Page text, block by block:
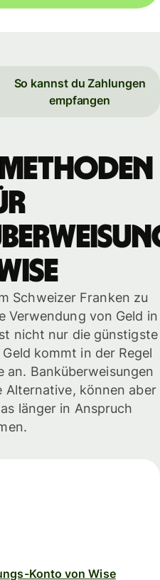
So kannst du Zahlungen
empfangen
Methoden
Schweizer Franken zu
Verwendung von Geld in
nicht nur die günstigste
kommt in der Regel
an. Banküberweisungen
Alternative, können aber
länger in Anspruch
Konto von Wise